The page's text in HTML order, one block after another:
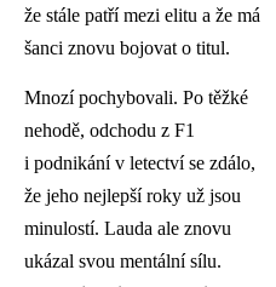
že stále patří mezi elitu a že má
šanci znovu bojovat o titul.
Mnozí pochybovali. Po těžké
nehodě, odchodu z F1
i podnikání v letectví se zdálo,
že jeho nejlepší roky už jsou
minulostí. Lauda ale znovu
ukázal svou mentální sílu.